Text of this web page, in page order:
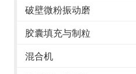
破壁微粉振动磨
胶囊填充与制粒
混合机